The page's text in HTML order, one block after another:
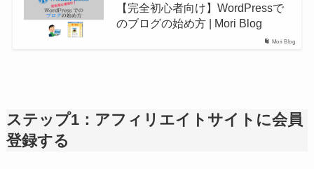
Mori Blog
【完全初心者向け】WordPressで
のブログの始め方 | Mori Blog
ステップ1：アフィリエイトサイトに会員
登録する